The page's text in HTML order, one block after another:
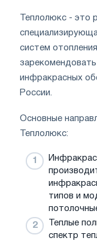
Теплолюкс - это
систем
инфракрасных
России.
Основные
Теплолюкс:
типов и
Теплые
спектр